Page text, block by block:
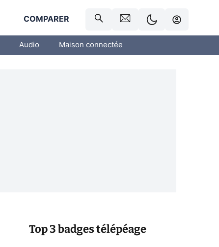
COMPARER
Audio Maison connectée
Top 3 badges télépéage